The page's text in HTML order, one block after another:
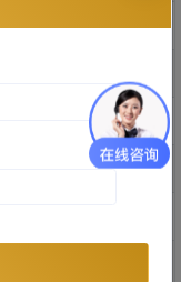
￥3965.00
￥3128.00
￥2931.00